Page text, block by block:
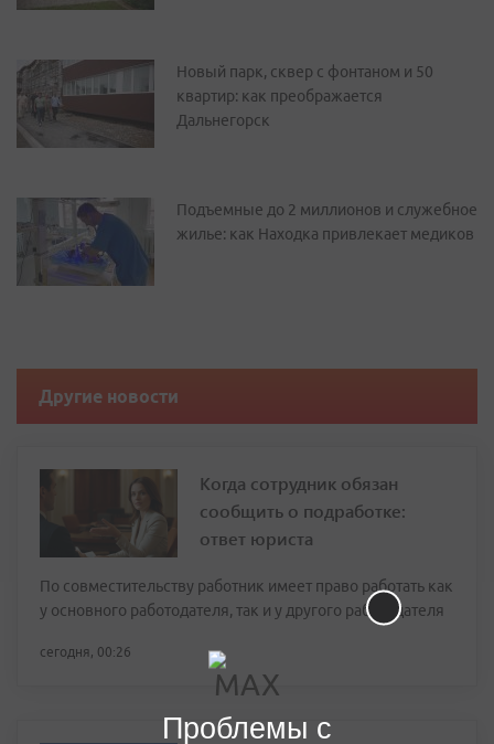
Новый парк, сквер с фонтаном и 50
квартир: как преображается
Дальнегорск
Подъемные до 2 миллионов и служебное
жилье: как Находка привлекает медиков
Другие новости
Когда сотрудник обязан
сообщить о подработке:
ответ юриста
По совместительству работник имеет право работать как
у основного работодателя, так и у другого работодателя
сегодня, 00:26
Проблемы с